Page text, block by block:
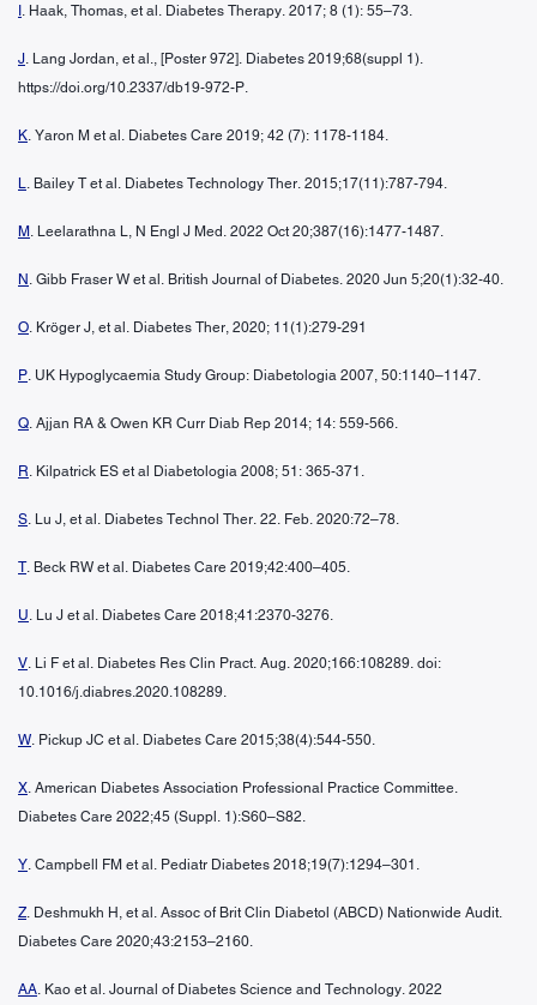
. Haak, Thomas, et al. Diabetes Therapy. 2017; 8 (1): 55–73.
J. Lang Jordan, et al., [Poster 972]. Diabetes 2019;68(suppl 1).
https://doi.org/10.2337/db19-972-P.
K. Yaron M et al. Diabetes Care 2019; 42 (7): 1178-1184.
L. Bailey T et al. Diabetes Technology Ther. 2015;17(11):787-794.
M . Leelarathna L, N Engl J Med. 2022 Oct 20;387(16):1477-1487.
N . Gibb Fraser W et al. British Journal of Diabetes. 2020 Jun 5;20(1):32-40.
O. Kröger J, et al. Diabetes Ther, 2020; 11(1):279-291
P. UK Hypoglycaemia Study Group: Diabetologia 2007, 50:1140–1147.
Q. Ajjan RA & Owen KR Curr Diab Rep 2014; 14: 559-566.
R. Kilpatrick ES et al Diabetologia 2008; 51: 365-371.
S. Lu J, et al. Diabetes Technol Ther. 22. Feb. 2020:72–78.
T. Beck RW et al. Diabetes Care 2019;42:400–405.
U. Lu J et al. Diabetes Care 2018;41:2370-3276.
V. Li F et al. Diabetes Res Clin Pract. Aug. 2020;166:108289. doi:
10.1016/j.diabres.2020.108289.
W. Pickup JC et al. Diabetes Care 2015;38(4):544-550.
X. American Diabetes Association Professional Practice Committee.
Diabetes Care 2022;45 (Suppl. 1):S60–S82.
Y. Campbell FM et al. Pediatr Diabetes 2018;19(7):1294–301.
Z. Deshmukh H, et al. Assoc of Brit Clin Diabetol (ABCD) Nationwide Audit.
Diabetes Care 2020;43:2153–2160.
AA. Kao et al. Journal of Diabetes Science and Technology. 2022